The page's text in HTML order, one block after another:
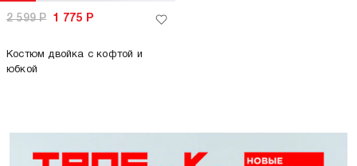
2 599Р 1 775 Р
Костюм двойка с кофтой и
юбкой